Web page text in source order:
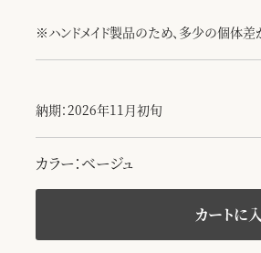
※ハンドメイド製品のため、多少の個体差
納期：2026年11月初旬
カラー：ベージュ
カートに